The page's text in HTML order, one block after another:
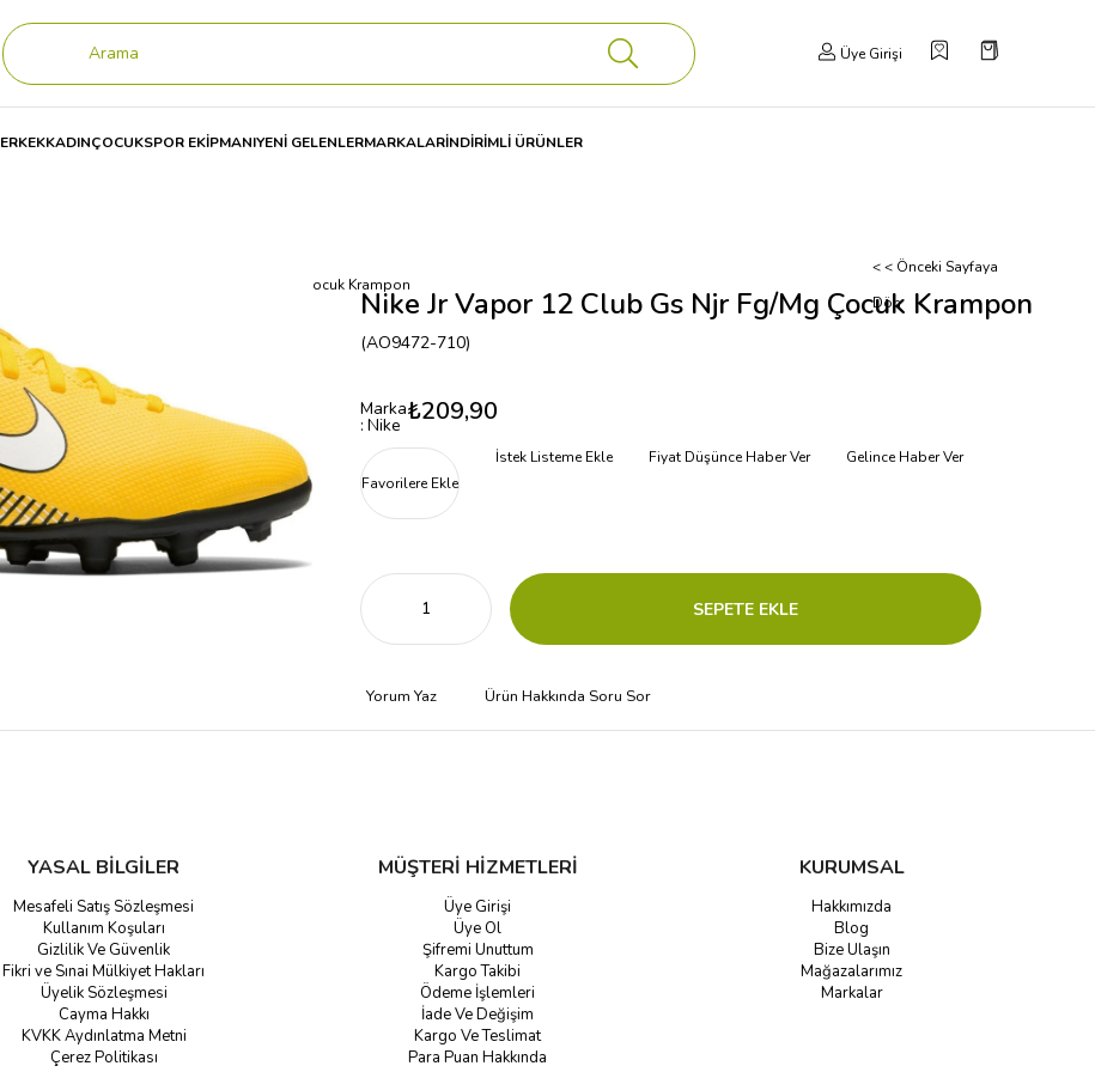
Üye Girişi
ERKEKKADINÇOCUKSPOR EKİPMANIYENİ GELENLERMARKALARİNDİRİMLİ ÜRÜNLER
Nike Jr Vapor 12 Club Gs Njr Fg/Mg Çocuk Krampon
< < Önceki Sayfaya
Dön
Nike Jr Vapor 12 Club Gs Njr Fg/Mg Çocuk Krampon
(AO9472-710)
Marka
: Nike ₺209,90
Favorilere Ekle
İstek Listeme Ekle Fiyat Düşünce Haber Ver Gelince Haber Ver
Yorum Yaz Ürün Hakkında Soru Sor
YASAL BİLGİLER
Mesafeli Satış Sözleşmesi
Kullanım Koşuları
Gizlilik Ve Güvenlik
Fikri ve Sınai Mülkiyet Hakları
Üyelik Sözleşmesi
Cayma Hakkı
KVKK Aydınlatma Metni
Çerez Politikası
MÜŞTERİ HİZMETLERİ
Üye Girişi
Üye Ol
Şifremi Unuttum
Kargo Takibi
Ödeme İşlemleri
İade Ve Değişim
Kargo Ve Teslimat
Para Puan Hakkında
KURUMSAL
Hakkımızda
Blog
Bize Ulaşın
Mağazalarımız
Markalar